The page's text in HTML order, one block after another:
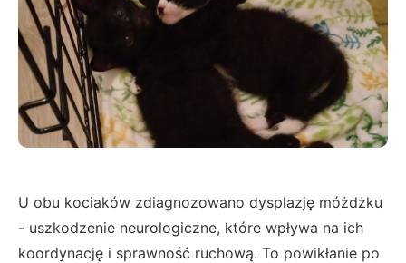
U obu kociaków zdiagnozowano dysplazję móżdżku
- uszkodzenie neurologiczne, które wpływa na ich
koordynację i sprawność ruchową. To powikłanie po